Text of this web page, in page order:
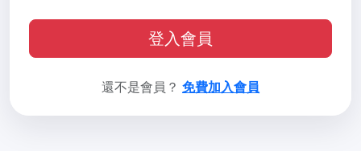
登入會員
還不是會員？ 免費加入會員